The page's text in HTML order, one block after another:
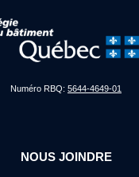
Numéro RBQ: 5644-4649-01
NOUS JOINDRE